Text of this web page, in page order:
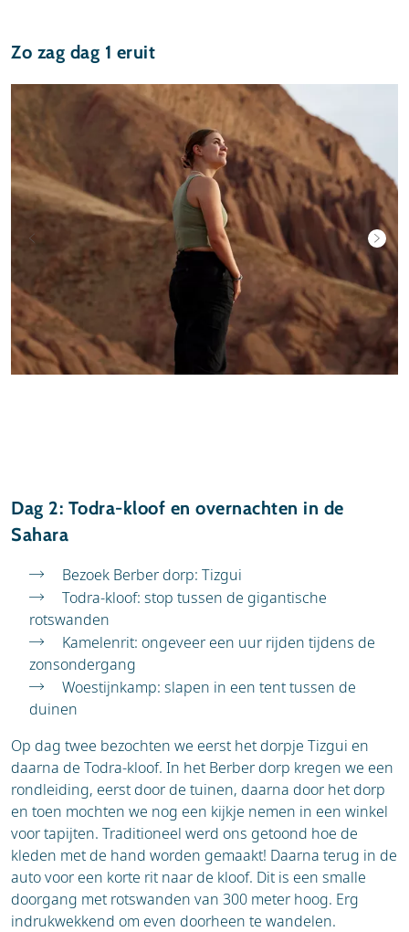
Zo zag dag 1 eruit
Dag 2: Todra-kloof en overnachten in de
Sahara
Bezoek Berber dorp: Tizgui
Todra-kloof: stop tussen de gigantische
rotswanden
Kamelenrit: ongeveer een uur rijden tijdens de
zonsondergang
Woestijnkamp: slapen in een tent tussen de
duinen
Op dag twee bezochten we eerst het dorpje Tizgui en
daarna de Todra-kloof. In het Berber dorp kregen we een
rondleiding, eerst door de tuinen, daarna door het dorp
en toen mochten we nog een kijkje nemen in een winkel
voor tapijten. Traditioneel werd ons getoond hoe de
kleden met de hand worden gemaakt! Daarna terug in de
auto voor een korte rit naar de kloof. Dit is een smalle
doorgang met rotswanden van 300 meter hoog. Erg
indrukwekkend om even doorheen te wandelen.